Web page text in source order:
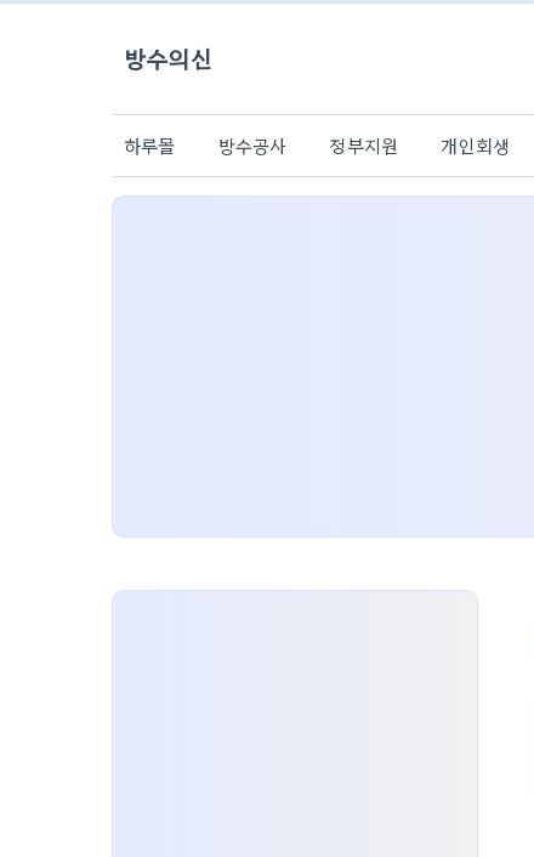
방수의신
하루몰 방수공사 정부지원 개인회생